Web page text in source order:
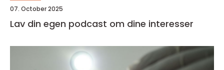
07. October 2025
Lav din egen podcast om dine interesser